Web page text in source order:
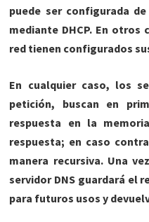
puede ser configurada
mediante DHCP. En
red tienen configurados
En cualquier caso, los
petición, buscan en
respuesta en la
respuesta; en caso
manera recursiva. Una
servidor DNS guardará el
para futuros usos y